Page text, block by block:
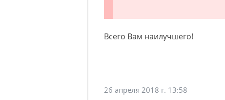
Всего Вам наилучшего!
26 апреля 2018 г. 13:58